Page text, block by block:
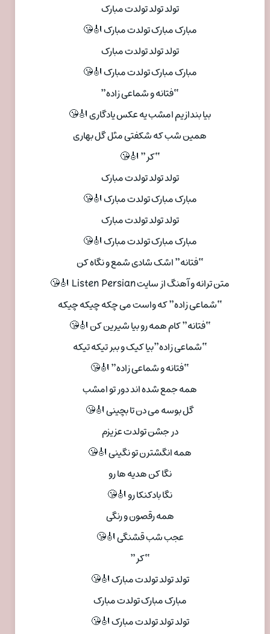
تولد تولد تولدت مبارک
مبارک مبارک تولدت مبارک 🎻😘
تولد تولد تولدت مبارک
مبارک مبارک تولدت مبارک 🎻😘
“فتانه و شماعی زاده”
بیا بندازیم امشب یه عکس یادگاری 🎻😘
همین شب که شکفتی مثل گل بهاری
“کر” 🎻😘
تولد تولد تولدت مبارک
مبارک مبارک تولدت مبارک 🎻😘
تولد تولد تولدت مبارک
مبارک مبارک تولدت مبارک 🎻😘
“فتانه” اشک شادی شمع و نگاه کن
متن ترانه و آهنگ از سایت Listen Persian 🎻😘
“شماعی زاده” که واست می چکه چیکه چیکه
“فتانه” کام همه رو بیا شیرین کن 🎻😘
“شماعی زاده”بیا کیک و ببر تیکه تیکه
“فتانه و شماعی زاده” 🎻😘
همه جمع شده اند دور تو امشب
گل بوسه می دن تا بچینی 🎻😘
در جشن تولدت عزیزم
همه انگشترن تو نگینی 🎻😘
نگا کن هدیه ها رو
نگا بادکنکا رو 🎻😘
همه رقصون و رنگی
عجب شب قشنگی 🎻😘
“کر”
تولد تولد تولدت مبارک 🎻😘
مبارک مبارک تولدت مبارک
تولد تولد تولدت مبارک 🎻😘